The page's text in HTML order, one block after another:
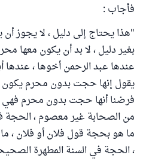
فأجاب :
"هذا يحتاج إلى دليل ، لا يجوز
بغير دليل ، لا بد أن يكون معها
عندها عبد الرحمن أخوها ، عندها
يقول إنها حجت بدون محرم يكون
فرضنا أنها حجت بدون محرم
من الصحابة غير معصوم ، الحجة
ما هو بحجة قول فلان أو فلان ،
، الحجة في السنة المطهرة